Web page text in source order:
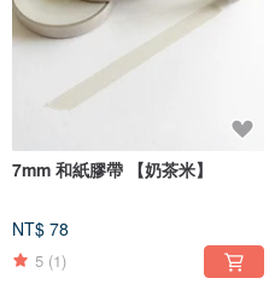
7mm 和紙膠帶 【奶茶米】
NT$ 78
5 (1)